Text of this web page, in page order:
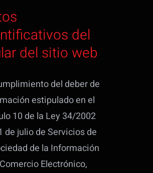
del
del sitio web
del deber de
estipulado en el
10 de la Ley 34/2002
de julio de Servicios de
de la Información
Electrónico,